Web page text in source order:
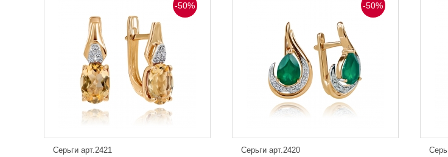
-50%
Серьги арт.2421
-50%
Серьги арт.2420